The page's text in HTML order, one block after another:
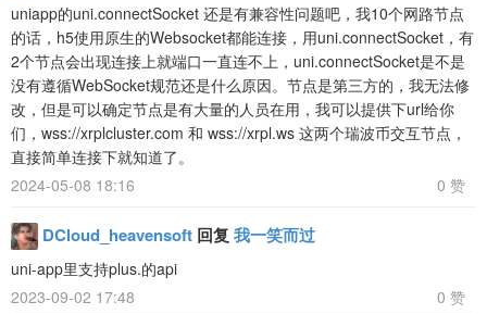
uniapp的uni.connectSocket 还是有兼容性问题吧，我10个网路节点
的话，h5使用原生的Websocket都能连接，用uni.connectSocket，有
2个节点会出现连接上就端口一直连不上，uni.connectSocket是不是
没有遵循WebSocket规范还是什么原因。节点是第三方的，我无法修
改，但是可以确定节点是有大量的人员在用，我可以提供下url给你
们，wss://xrplcluster.com 和 wss://xrpl.ws 这两个瑞波币交互节点，
直接简单连接下就知道了。
2024-05-08 18:16
0 赞
DCloud_heavensoft 回复 我一笑而过
uni-app里支持plus.的api
2023-09-02 17:48
0 赞